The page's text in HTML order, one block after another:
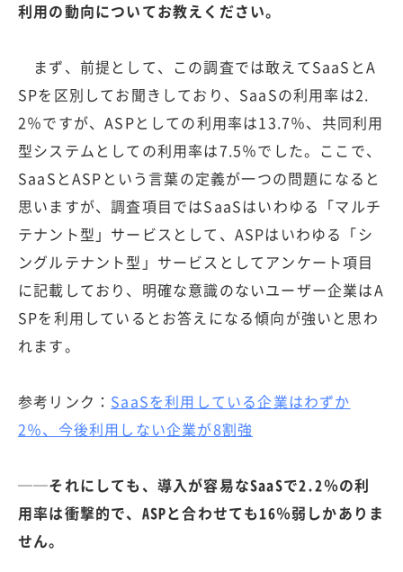
利用の動向についてお教えください。
まず、前提として、この調査では敢えてSaaSとA
SPを区別してお聞きしており、SaaSの利用率は2.
2％ですが、ASPとしての利用率は13.7％、共同利用
型システムとしての利用率は7.5％でした。ここで、
SaaSとASPという言葉の定義が一つの問題になると
思いますが、調査項目ではSaaSはいわゆる「マルチ
テナント型」サービスとして、ASPはいわゆる「シ
ングルテナント型」サービスとしてアンケート項目
に記載しており、明確な意識のないユーザー企業はA
SPを利用しているとお答えになる傾向が強いと思わ
れます。
参考リンク： SaaSを利用している企業はわずか
2％、今後利用しない企業が8割強
──それにしても、導入が容易なSaaSで2.2％の利
用率は衝撃的で、ASPと合わせても16％弱しかありま
せん。